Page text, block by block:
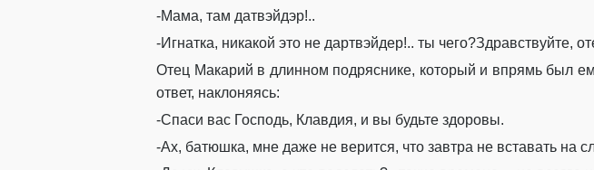
-Мама, там датвэйдэр!..
-Игнатка, никакой это не дартвэйдер!.. ты чего?Здравствуйте,
Отец Макарий в длинном подряснике, который и впрямь был
ответ, наклоняясь:
-Спаси вас Господь, Клавдия, и вы будьте здоровы.
-Ах, батюшка, мне даже не верится, что завтра не вставать на